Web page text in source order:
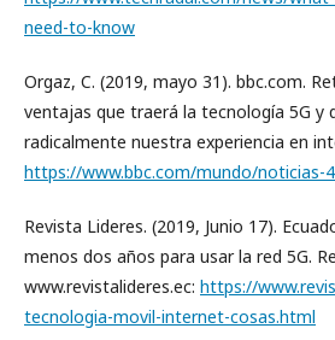
need-to-know
Orgaz, C. (2019, mayo 31). bbc.com.
ventajas que traerá la tecnología 5G y
radicalmente nuestra experiencia en
https://www.bbc.com/mundo/noticias-
Revista Lideres. (2019, Junio 17).
menos dos años para usar la red 5G.
www.revistalideres.ec: https://
tecnologia-movil-internet-cosas.html